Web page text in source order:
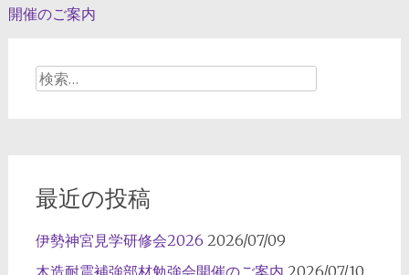
稿
開催のご案内
検
索:
最近の投稿
伊勢神宮見学研修会2026 2026/07/09
木造耐震補強部材勉強会開催のご案内 2026/07/10